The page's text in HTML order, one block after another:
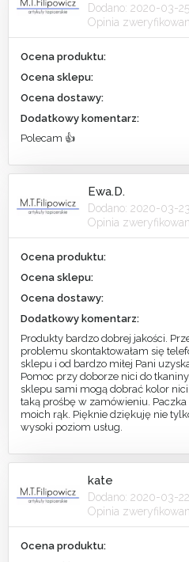
Dodano: 2020-03-25
Opinia
Ocena produktu:
Ocena sklepu:
Ocena dostawy:
Dodatkowy komentarz:
Polecam 👍
Ewa.D.
Dodano: 2020-03-23
Opinia
Ocena produktu:
Ocena sklepu:
Ocena dostawy:
Dodatkowy komentarz:
Produkty bardzo dobrej jakości.
problemu skontaktowałam się
sklepu i od bardzo miłej Pani
Pomoc przy doborze nici do
sklepu sami mogą dobrać kolor
taką prośbę w zamówieniu. Paczka
moich rąk. Pięknie dziękuję nie
wysoki poziom usług.
kate
Dodano: 2020-03-22
Opinia
Ocena produktu: